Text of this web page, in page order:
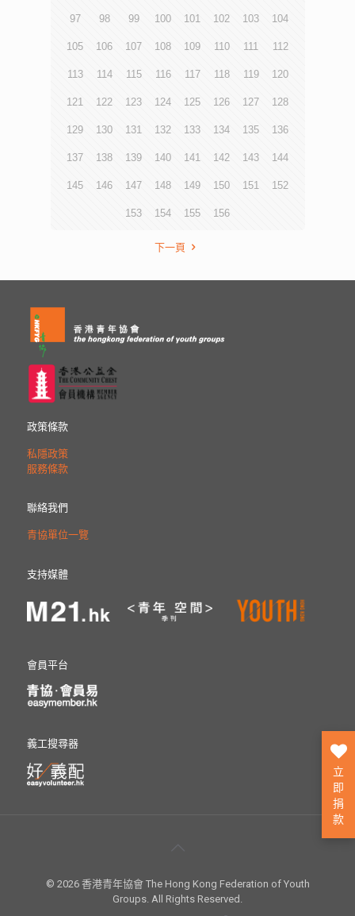
97 98 99 100 101 102 103 104
105 106 107 108 109 110 111 112
113 114 115 116 117 118 119 120
121 122 123 124 125 126 127 128
129 130 131 132 133 134 135 136
137 138 139 140 141 142 143 144
145 146 147 148 149 150 151 152
153 154 155 156
下一頁
政策條款
私隱政策
服務條款
聯絡我們
青協單位一覽
支持媒體
會員平台
義工搜尋器
© 2026 香港青年協會 The Hong Kong Federation of Youth
Groups. All Rights Reserved.
立
即
捐
款